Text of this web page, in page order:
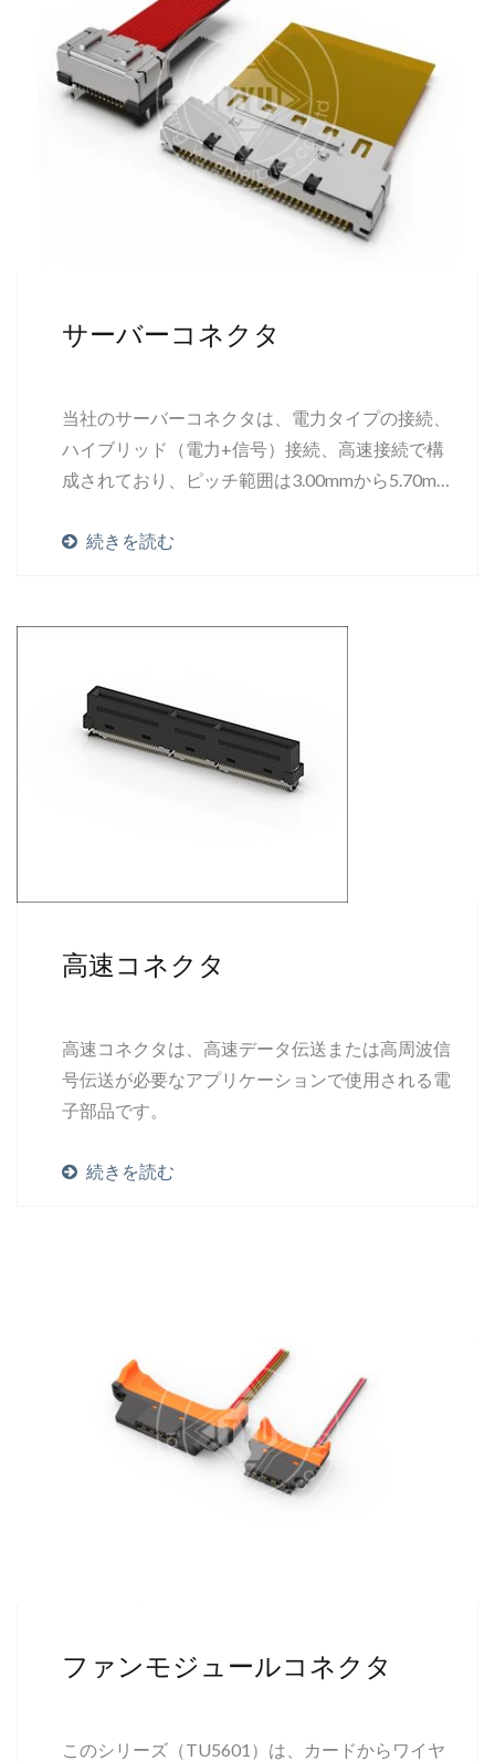
サーバーコネクタ
当社のサーバーコネクタは、電力タイプの接続、
ハイブリッド（電力+信号）接続、高速接続で構
成されており、ピッチ範囲は3.00mmから5.70mm
て製造も行っています。以下は、サーバー業界で
は、直接お問い合わせください。
続きを読む
高速コネクタ
高速コネクタは、高速データ伝送または高周波信
号伝送が必要なアプリケーションで使用される電
子部品です。
続きを読む
ファンモジュールコネクタ
このシリーズ（TU5601）は、カードからワイヤ